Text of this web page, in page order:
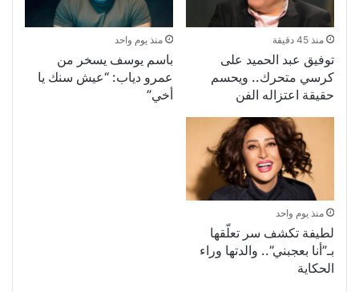
منذ 45 دقيقة
توفيق عبد الحميد على
كرسي متحرك.. ويحسم
حقيقة اعتزاله الفن
منذ يوم واحد
باسم يوسف يسخر من
عمرو دياب: “عيش سنك يا
أخي”
منذ يوم واحد
لطيفة تكشف سر تعلّقها
بـ”أنا بعجبني”.. والدتها وراء
الحكاية